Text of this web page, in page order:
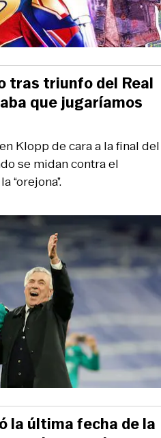
Klopp de cara a la final del
se midan contra el
“orejona”.
tras triunfo del Real
que jugaríamos
la última fecha de la